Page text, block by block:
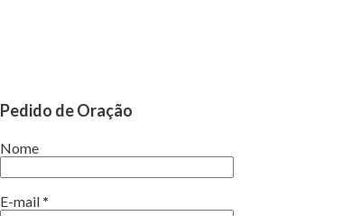
Pedido de Oração
Nome
E-mail *